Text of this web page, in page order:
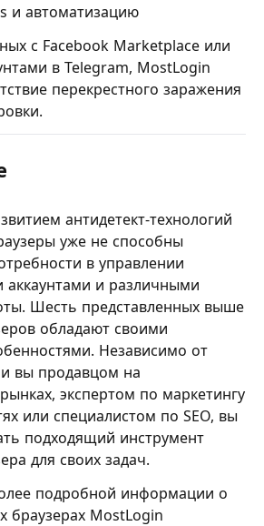
и автоматизацию
с Facebook Marketplace или
в Telegram, MostLogin
перекрестного заражения
антидетект-технологий
уже не способны
в управлении
и различными
Шесть представленных выше
обладают своими
Независимо от
вы продавцом на
экспертом по маркетингу
или специалистом по SEO, вы
подходящий инструмент
для своих задач.
подробной информации о
браузерах MostLogin